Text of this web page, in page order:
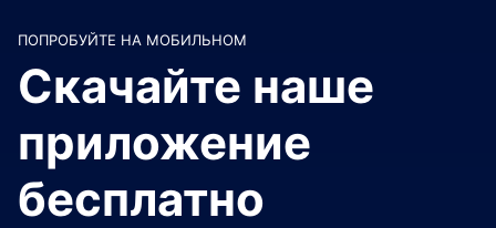
ПОПРОБУЙТЕ НА МОБИЛЬНОМ
Скачайте наше
приложение
бесплатно